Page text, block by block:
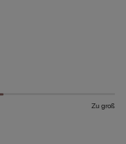
Zu groß